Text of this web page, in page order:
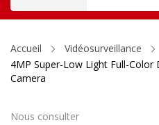
Accueil Vidéosurveillance
4MP Super-Low Light Full-Color
Camera
Nous consulter